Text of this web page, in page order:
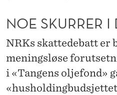
D
E
B
A
NOE SKURRER I
NRKs skattedebatt er
meningsløse
i «Tangens oljefond»